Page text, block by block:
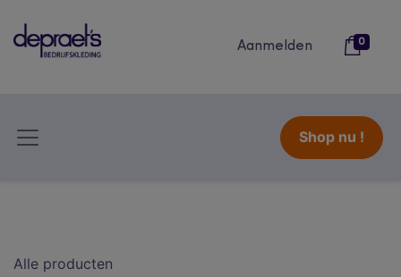
Aanmelden 0
Shop nu !
Alle producten